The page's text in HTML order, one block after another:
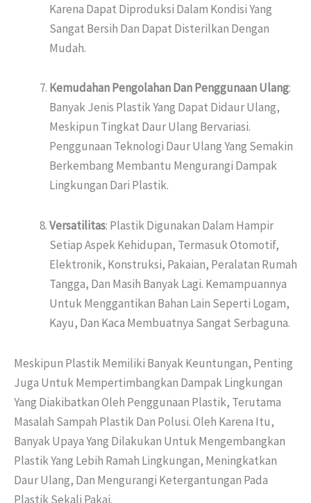
Karena Dapat Diproduksi Dalam Kondisi Yang
Sangat Bersih Dan Dapat Disterilkan Dengan
Mudah.
Kemudahan Pengolahan Dan Penggunaan Ulang:
Banyak Jenis Plastik Yang Dapat Didaur Ulang,
Meskipun Tingkat Daur Ulang Bervariasi.
Penggunaan Teknologi Daur Ulang Yang Semakin
Berkembang Membantu Mengurangi Dampak
Lingkungan Dari Plastik.
Versatilitas: Plastik Digunakan Dalam Hampir
Setiap Aspek Kehidupan, Termasuk Otomotif,
Elektronik, Konstruksi, Pakaian, Peralatan Rumah
Tangga, Dan Masih Banyak Lagi. Kemampuannya
Untuk Menggantikan Bahan Lain Seperti Logam,
Kayu, Dan Kaca Membuatnya Sangat Serbaguna.
Meskipun Plastik Memiliki Banyak Keuntungan, Penting
Juga Untuk Mempertimbangkan Dampak Lingkungan
Yang Diakibatkan Oleh Penggunaan Plastik, Terutama
Masalah Sampah Plastik Dan Polusi. Oleh Karena Itu,
Banyak Upaya Yang Dilakukan Untuk Mengembangkan
Plastik Yang Lebih Ramah Lingkungan, Meningkatkan
Daur Ulang, Dan Mengurangi Ketergantungan Pada
Plastik Sekali Pakai.